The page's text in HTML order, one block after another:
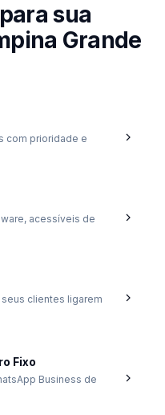
sua
Grande
com prioridade e
acessíveis de
clientes ligarem
Fixo
Business de